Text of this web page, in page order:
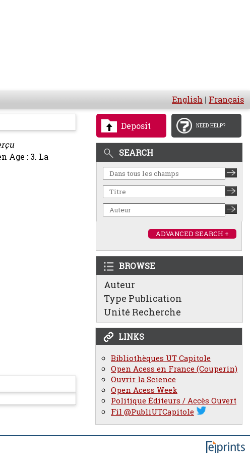
English | Français
Deposit NEED HELP?
SEARCH
ADVANCED SEARCH +
BROWSE
Auteur
Type Publication
Unité Recherche
LINKS
Bibliothèques UT Capitole
Open Acess en France (Couperin)
Ouvrir la Science
Open Acess Week
Politique Éditeurs / Accès Ouvert
Fil @PubliUTCapitole
Age : 3. La